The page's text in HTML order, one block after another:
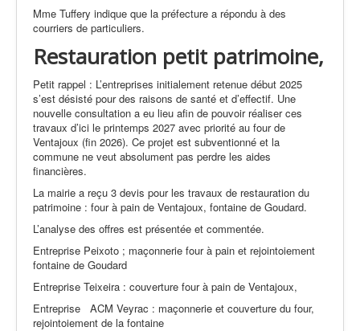
Mme Tuffery indique que la préfecture a répondu à des
courriers de particuliers.
Restauration petit patrimoine,
Petit rappel : L’entreprises initialement retenue début 2025
s’est désisté pour des raisons de santé et d’effectif. Une
nouvelle consultation a eu lieu afin de pouvoir réaliser ces
travaux d’ici le printemps 2027 avec priorité au four de
Ventajoux (fin 2026). Ce projet est subventionné et la
commune ne veut absolument pas perdre les aides
financières.
La mairie a reçu 3 devis pour les travaux de restauration du
patrimoine : four à pain de Ventajoux, fontaine de Goudard.
L’analyse des offres est présentée et commentée.
Entreprise Peixoto ; maçonnerie four à pain et rejointoiement
fontaine de Goudard
Entreprise Teixeira : couverture four à pain de Ventajoux,
Entreprise ACM Veyrac : maçonnerie et couverture du four,
rejointoiement de la fontaine